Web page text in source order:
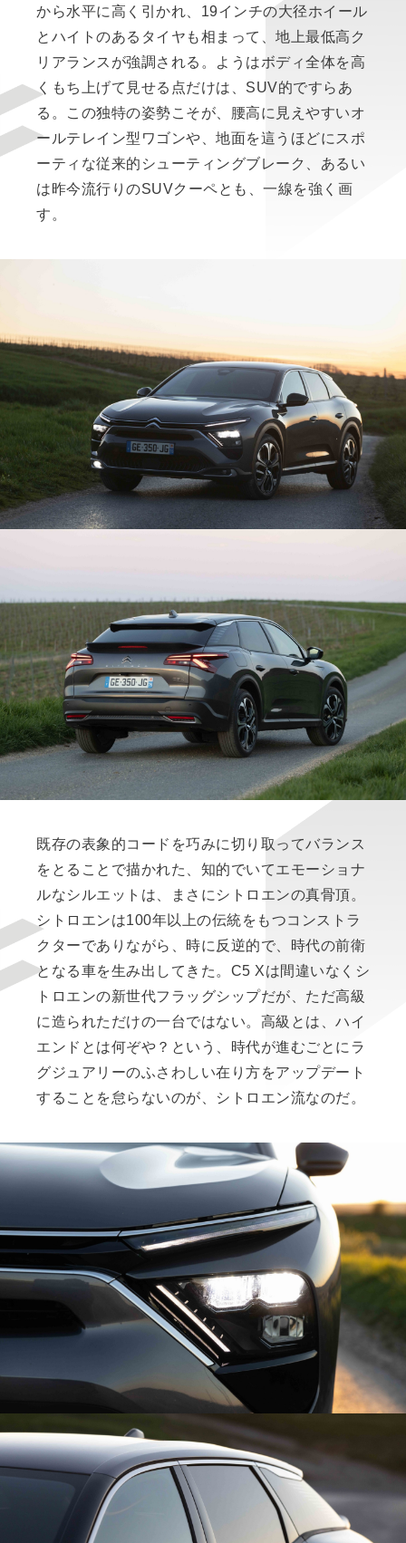
から水平に高く引かれ、19インチの大径ホイール
とハイトのあるタイヤも相まって、地上最低高ク
リアランスが強調される。ようはボディ全体を高
くもち上げて見せる点だけは、SUV的ですらあ
る。この独特の姿勢こそが、腰高に見えやすいオ
ールテレイン型ワゴンや、地面を這うほどにスポ
ーティな従来的シューティングブレーク、あるい
は昨今流行りのSUVクーペとも、一線を強く画
す。
既存の表象的コードを巧みに切り取ってバランス
をとることで描かれた、知的でいてエモーショナ
ルなシルエットは、まさにシトロエンの真骨頂。
シトロエンは100年以上の伝統をもつコンストラ
クターでありながら、時に反逆的で、時代の前衛
となる車を生み出してきた。C5 Xは間違いなくシ
トロエンの新世代フラッグシップだが、ただ高級
に造られただけの一台ではない。高級とは、ハイ
エンドとは何ぞや？という、時代が進むごとにラ
グジュアリーのふさわしい在り方をアップデート
することを怠らないのが、シトロエン流なのだ。